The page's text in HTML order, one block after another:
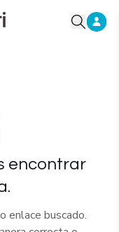
encontrar
enlace buscado.